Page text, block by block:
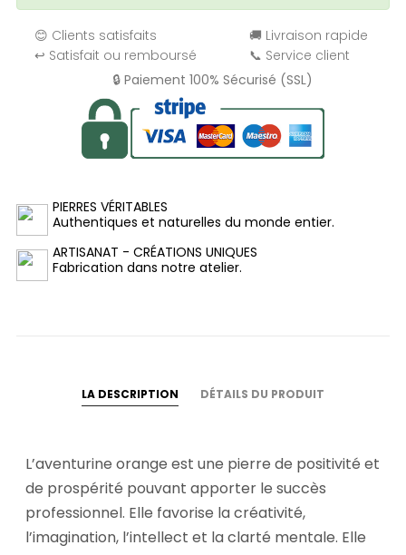
😊 Clients satisfaits
🚚 Livraison rapide
↩️ Satisfait ou remboursé
📞 Service client
🔒 Paiement 100% Sécurisé (SSL)
PIERRES VÉRITABLES
Authentiques et naturelles du monde entier.
ARTISANAT - CRÉATIONS UNIQUES
Fabrication dans notre atelier.
LA DESCRIPTION DÉTAILS DU PRODUIT
L’aventurine orange est une pierre de positivité et
de prospérité pouvant apporter le succès
professionnel. Elle favorise la créativité,
l’imagination, l’intellect et la clarté mentale. Elle